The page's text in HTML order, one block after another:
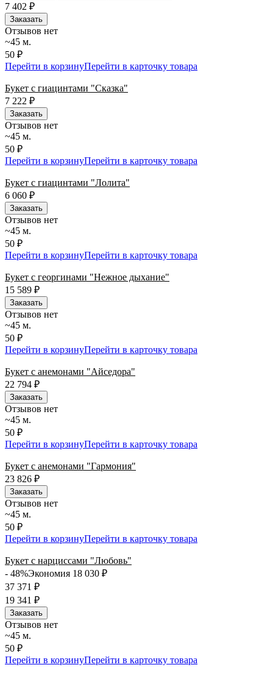
7 402 ₽
Заказать
Отзывов нет
~45 м.
50 ₽
Перейти в корзинуПерейти в карточку товара
Букет с гиацинтами "Сказка"
7 222 ₽
Заказать
Отзывов нет
~45 м.
50 ₽
Перейти в корзинуПерейти в карточку товара
Букет с гиацинтами "Лолита"
6 060 ₽
Заказать
Отзывов нет
~45 м.
50 ₽
Перейти в корзинуПерейти в карточку товара
Букет с георгинами "Нежное дыхание"
15 589 ₽
Заказать
Отзывов нет
~45 м.
50 ₽
Перейти в корзинуПерейти в карточку товара
Букет с анемонами "Айседора"
22 794 ₽
Заказать
Отзывов нет
~45 м.
50 ₽
Перейти в корзинуПерейти в карточку товара
Букет с анемонами "Гармония"
23 826 ₽
Заказать
Отзывов нет
~45 м.
50 ₽
Перейти в корзинуПерейти в карточку товара
Букет с нарциссами "Любовь"
- 48%Экономия 18 030 ₽
37 371 ₽
19 341 ₽
Заказать
Отзывов нет
~45 м.
50 ₽
Перейти в корзинуПерейти в карточку товара